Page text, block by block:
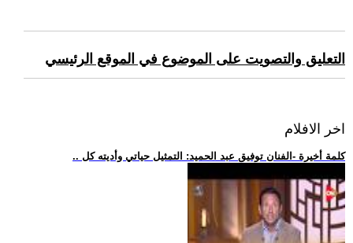
التعليق والتصويت على الموضوع في الموقع الرئيسي
اخر الافلام
.. كلمة أخيرة -الفنان توفيق عبد الحميد: التمثيل حياتي وأديته كل